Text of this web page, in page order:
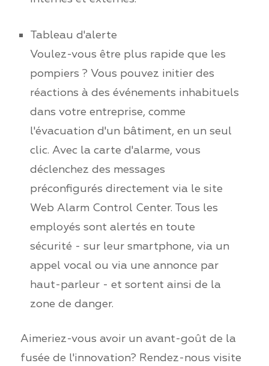
Tableau d'alerte
Voulez-vous être plus rapide que les
pompiers ? Vous pouvez initier des
réactions à des événements inhabituels
dans votre entreprise, comme
l'évacuation d'un bâtiment, en un seul
clic. Avec la carte d'alarme, vous
déclenchez des messages
préconfigurés directement via le site
Web Alarm Control Center. Tous les
employés sont alertés en toute
sécurité - sur leur smartphone, via un
appel vocal ou via une annonce par
haut-parleur - et sortent ainsi de la
zone de danger.
Aimeriez-vous avoir un avant-goût de la
fusée de l'innovation? Rendez-nous visite